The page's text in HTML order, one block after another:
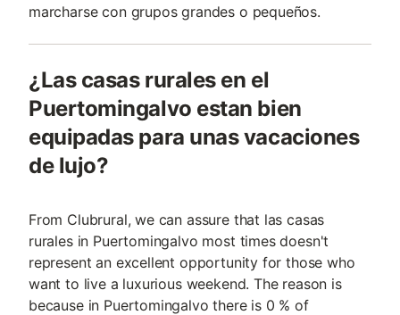
marcharse con grupos grandes o pequeños.
¿Las casas rurales en el
Puertomingalvo estan bien
equipadas para unas vacaciones
de lujo?
From Clubrural, we can assure that las casas
rurales in Puertomingalvo most times doesn't
represent an excellent opportunity for those who
want to live a luxurious weekend. The reason is
because in Puertomingalvo there is 0 % of